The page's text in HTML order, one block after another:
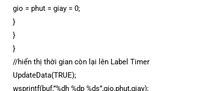
gio = phut = giay = 0;
}
}
}
//hiển thị thời gian còn lại lên Label Timer
UpdateData(TRUE);
wsprintf(buf,”%dh %dp %ds”,gio,phut,giay);